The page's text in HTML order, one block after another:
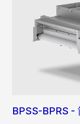
BPSS-BPRS -